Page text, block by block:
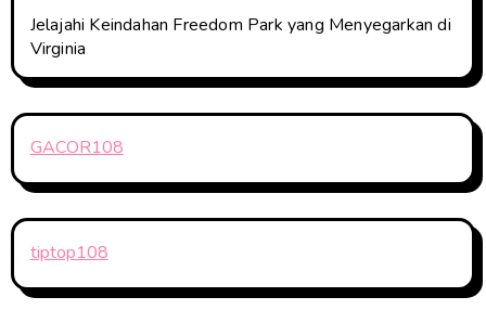
Jelajahi Keindahan Freedom Park yang Menyegarkan di
Virginia
GACOR108
tiptop108